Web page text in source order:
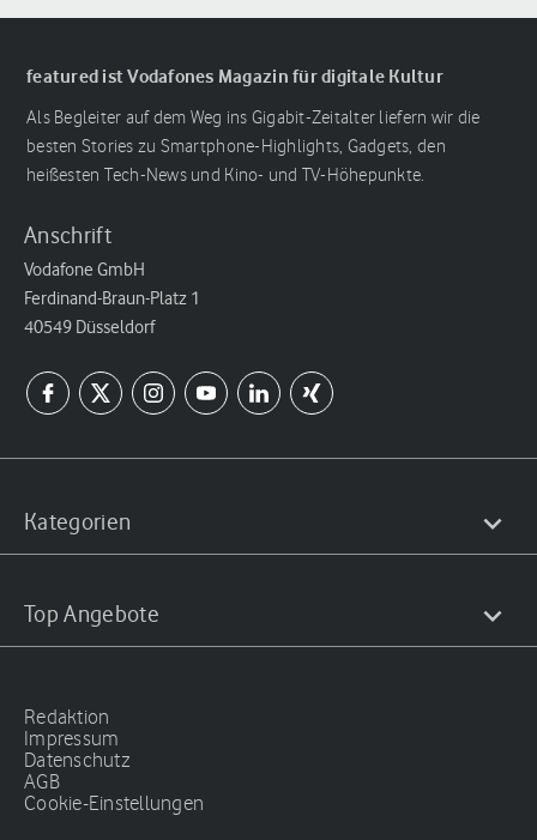
featured ist Vodafones Magazin für digitale Kultur
Als Begleiter auf dem Weg ins Gigabit-Zeitalter liefern wir die
besten Stories zu Smartphone-Highlights, Gadgets, den
heißesten Tech-News und Kino- und TV-Höhepunkte.
Anschrift
Vodafone GmbH
Ferdinand-Braun-Platz 1
40549 Düsseldorf
Kategorien
Top Angebote
Redaktion
Impressum
Datenschutz
AGB
Cookie-Einstellungen